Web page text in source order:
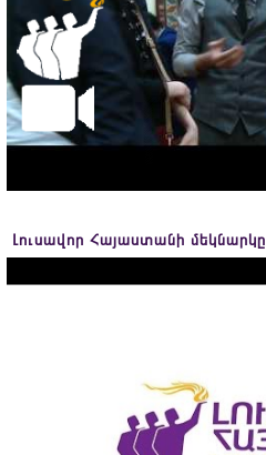
Լուսավոր Հայաստանի մեկնարկը